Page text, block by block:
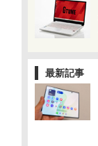
最新記事